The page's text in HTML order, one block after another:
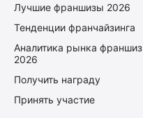
Лучшие франшизы 2026
Тенденции франчайзинга
Аналитика рынка франшиз
2026
Получить награду
Принять участие